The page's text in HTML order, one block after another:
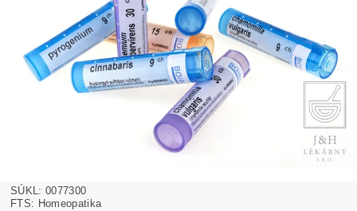
SÚKL: 0077300
FTS: Homeopatika